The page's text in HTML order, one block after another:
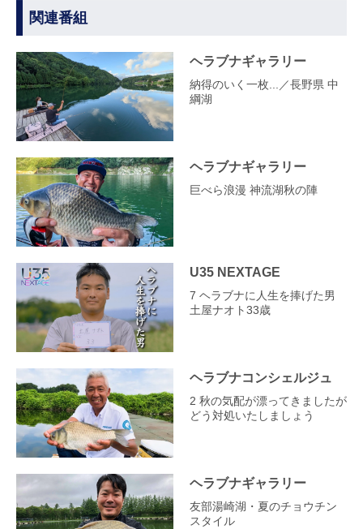
関連番組
ヘラブナギャラリー
納得のいく一枚...／長野県 中
綱湖
ヘラブナギャラリー
巨べら浪漫 神流湖秋の陣
U35 NEXTAGE
7 ヘラブナに人生を捧げた男
土屋ナオト33歳
ヘラブナコンシェルジュ
2 秋の気配が漂ってきましたが
どう対処いたしましょう
ヘラブナギャラリー
友部湯崎湖・夏のチョウチン
スタイル